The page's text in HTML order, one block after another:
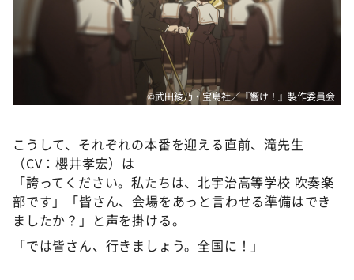
©武田綾乃・宝島社／『響け！』製作委員会
こうして、それぞれの本番を迎える直前、滝先生
（CV：櫻井孝宏）は
「誇ってください。私たちは、北宇治高等学校 吹奏楽
部です」「皆さん、会場をあっと言わせる準備はでき
ましたか？」と声を掛ける。
「では皆さん、行きましょう。全国に！」